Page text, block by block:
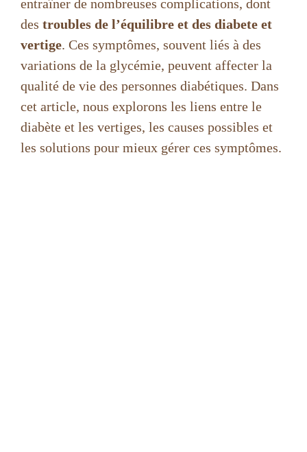
entraîner de nombreuses complications, dont
des troubles de l’équilibre et des diabete et
vertige. Ces symptômes, souvent liés à des
variations de la glycémie, peuvent affecter la
qualité de vie des personnes diabétiques. Dans
cet article, nous explorons les liens entre le
diabète et les vertiges, les causes possibles et
les solutions pour mieux gérer ces symptômes.